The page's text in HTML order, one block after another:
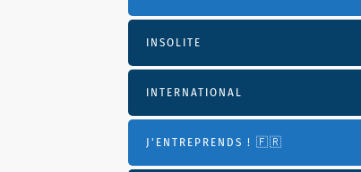
INSOLITE
INTERNATIONAL
J'ENTREPRENDS ! 🇫🇷